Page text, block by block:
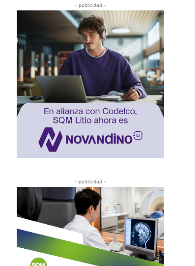
- publicidad -
- publicidad -